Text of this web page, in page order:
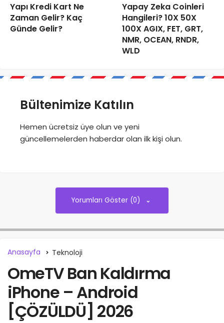
Yapı Kredi Kart Ne
Zaman Gelir? Kaç
Günde Gelir?
Yapay Zeka Coinleri
Hangileri? 10X 50X
100X AGIX, FET, GRT,
NMR, OCEAN, RNDR,
WLD
Bültenimize Katılın
Hemen ücretsiz üye olun ve yeni
güncellemelerden haberdar olan ilk kişi olun.
Yorumları Göster (0)
Anasayfa Teknoloji
OmeTV Ban Kaldırma
iPhone – Android
[ÇÖZÜLDÜ] 2026